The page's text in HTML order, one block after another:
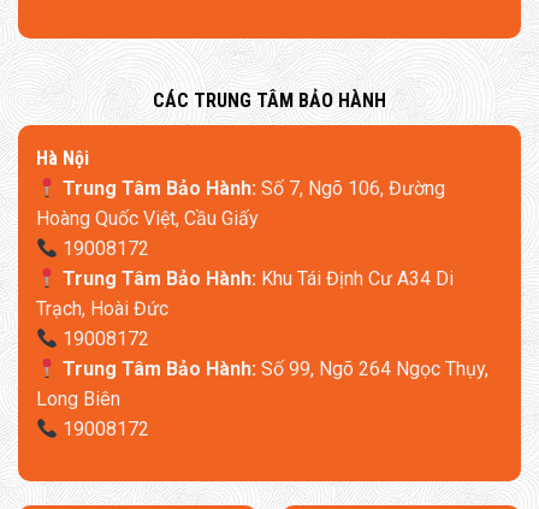
​CÁC TRUNG TÂM BẢO HÀNH
​Hà Nội
Trung Tâm Bảo Hành:Số 7, Ngõ 106, Đường
Hoàng Quốc Việt, Cầu Giấy
19008172
Trung Tâm Bảo Hành:Khu Tái Định Cư A34 Di
Trạch, Hoài Đức
19008172
Trung Tâm Bảo Hành:Số 99, Ngõ 264 Ngọc Thụy,
Long Biên
19008172